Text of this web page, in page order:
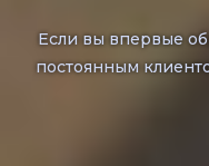
Если вы впервые
постоянным